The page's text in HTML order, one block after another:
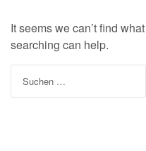
It seems we can’t find
searching can help.